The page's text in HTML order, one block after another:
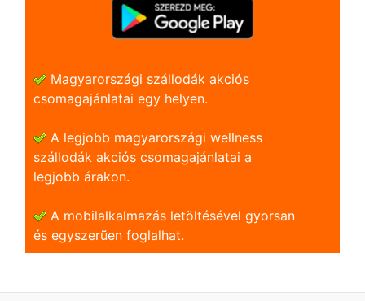
Magyarországi szállodák akciós
csomagajánlatai egy helyen.
A legjobb magyarországi wellness
szállodák akciós csomagajánlatai a
legjobb árakon.
A mobilalkalmazás letöltésével gyorsan
és egyszerũen foglalhat.